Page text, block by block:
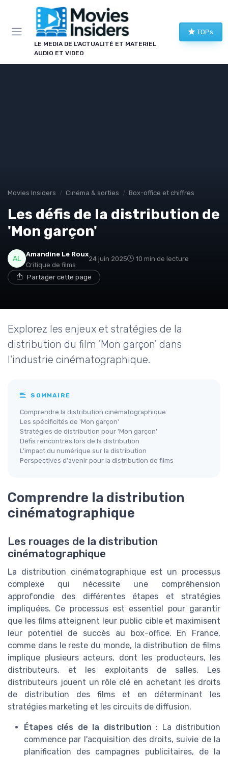
LE MEDIA DE L'ACTUALITÉ ET MATERIEL
AUDIO ET VIDEO
TOPs
Movies Insiders Cinéma & sorties Box-office et chiffres
Les défis de la distribution de
'Mon garçon'
Amandine Le Roux
Critique de films
24 juin 2025 10 min de lecture
Partager cette page
Explorez les enjeux et stratégies de la
distribution du film 'Mon garçon' dans
l'industrie cinématographique.
SOMMAIRE
Comprendre la distribution cinématographique
Les spécificités de 'Mon garçon'
Stratégies de distribution pour 'Mon garçon'
Défis rencontrés lors de la distribution
L'impact du numérique sur la distribution
Perspectives d'avenir pour la distribution de films
Comprendre la distribution
cinématographique
Les rouages de la distribution
cinématographique
La distribution cinématographique est un processus
complexe qui nécessite une compréhension
approfondie des différentes étapes et stratégies
impliquées. Ce processus est essentiel pour garantir
que les films atteignent leur public cible et maximisent
leur potentiel de succès au box-office. En France,
comme dans le reste du monde, la distribution de films
implique plusieurs acteurs, dont les producteurs, les
distributeurs, et les exploitants de salles. Les
distributeurs jouent un rôle clé en achetant les droits
de distribution des films et en déterminant les
stratégies marketing et les circuits de diffusion.
Étapes clés de la distribution : La distribution
commence par l'acquisition des droits, suivie de la
planification des campagnes publicitaires, de la
Panneau de gestion des cookies